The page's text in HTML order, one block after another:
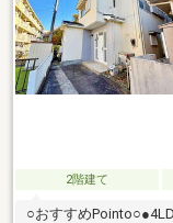
2階建て
○おすすめ